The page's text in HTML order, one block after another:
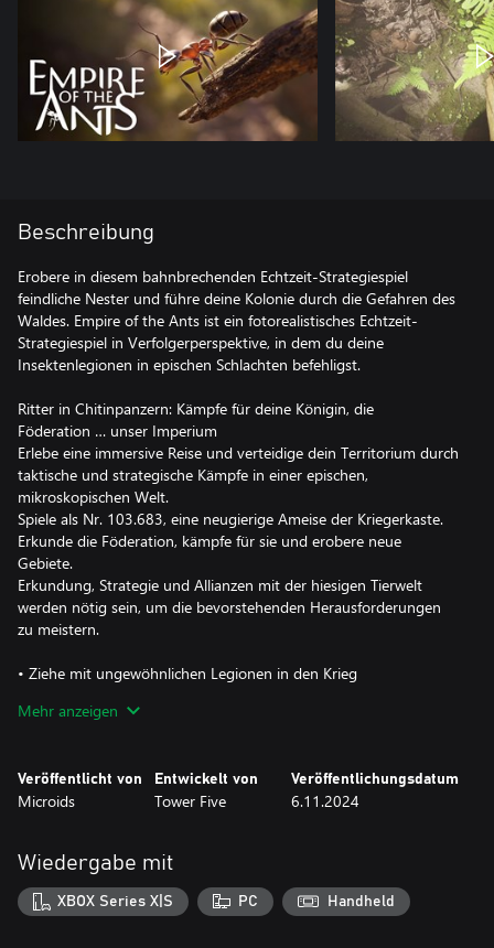
Beschreibung
Erobere in diesem bahnbrechenden Echtzeit-Strategiespiel
feindliche Nester und führe deine Kolonie durch die Gefahren des
Waldes. Empire of the Ants ist ein fotorealistisches Echtzeit-
Strategiespiel in Verfolgerperspektive, in dem du deine
Insektenlegionen in epischen Schlachten befehligst.
Ritter in Chitinpanzern: Kämpfe für deine Königin, die
Föderation … unser Imperium
Erlebe eine immersive Reise und verteidige dein Territorium durch
taktische und strategische Kämpfe in einer epischen,
mikroskopischen Welt.
Spiele als Nr. 103.683, eine neugierige Ameise der Kriegerkaste.
Erkunde die Föderation, kämpfe für sie und erobere neue
Gebiete.
Erkundung, Strategie und Allianzen mit der hiesigen Tierwelt
werden nötig sein, um die bevorstehenden Herausforderungen
zu meistern.
• Ziehe mit ungewöhnlichen Legionen in den Krieg
zusammenstellst: Starter-, Unterstützungs- und Super-Räuber-
stärkeren Legionen zu erhalten. Entscheidest du dich für die
defensive Schnecke oder die Mobilität der Nashornkäfer?
• Mit Spezialfähigkeiten zum Sieg
Schrecke den Feind ab, verstärke deine Einheiten oder
kundschafte deine Gegner aus: Deine ausgewählten Pheromone
prägen deine Angriffs- oder Verteidigungsstrategie.
Mehr anzeigen
Veröffentlicht von
Microids
Entwickelt von
Tower Five
Veröffentlichungsdatum
6.11.2024
Wiedergabe mit
XBOX Series X|S PC Handheld